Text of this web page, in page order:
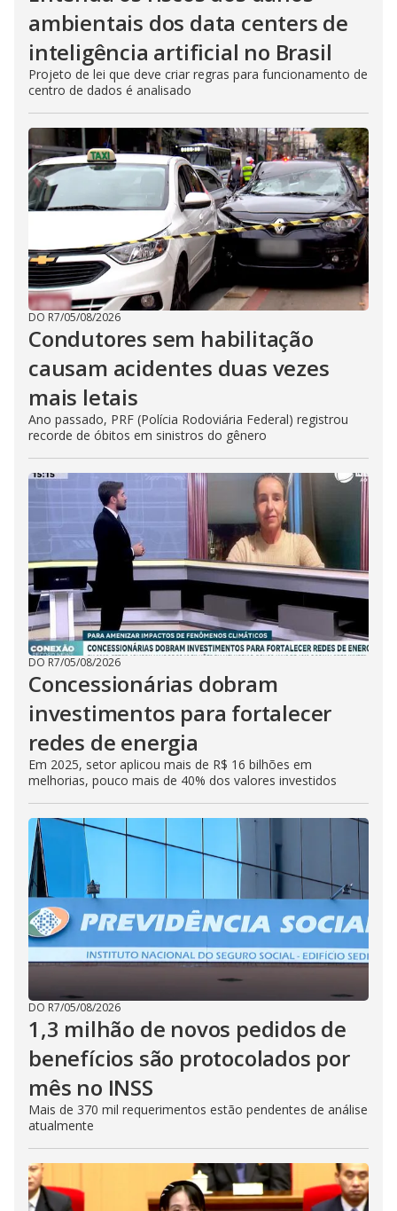
ambientais dos data centers de
inteligência artificial no Brasil
Projeto de lei que deve criar regras para funcionamento de
centro de dados é analisado
DO R7/05/08/2026
Condutores sem habilitação
causam acidentes duas vezes
mais letais
Ano passado, PRF (Polícia Rodoviária Federal) registrou
recorde de óbitos em sinistros do gênero
DO R7/05/08/2026
Concessionárias dobram
investimentos para fortalecer
redes de energia
Em 2025, setor aplicou mais de R$ 16 bilhões em
melhorias, pouco mais de 40% dos valores investidos
DO R7/05/08/2026
1,3 milhão de novos pedidos de
benefícios são protocolados por
mês no INSS
Mais de 370 mil requerimentos estão pendentes de análise
atualmente